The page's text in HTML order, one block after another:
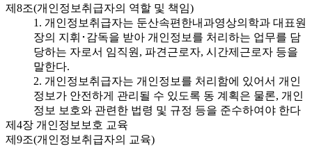
제8조(개인정보취급자의 역할 및 책임)
1. 개인정보취급자는 둔산속편한내과영상의학과 대표원
장의 지휘･감독을 받아 개인정보를 처리하는 업무를 담
당하는 자로서 임직원, 파견근로자, 시간제근로자 등을
말한다.
2. 개인정보취급자는 개인정보를 처리함에 있어서 개인
정보가 안전하게 관리될 수 있도록 동 계획은 물론, 개인
정보 보호와 관련한 법령 및 규정 등을 준수하여야 한다
제4장 개인정보보호 교육
제9조(개인정보취급자의 교육)